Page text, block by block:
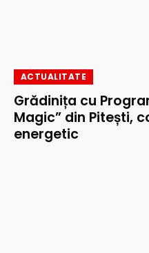
ACTUALITATE
Grădinița cu
Magic” din Pitești,
energetic